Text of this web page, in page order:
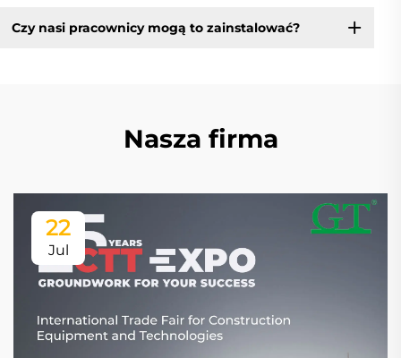
Czy nasi pracownicy mogą to zainstalować?
Nasza firma
22
Jul